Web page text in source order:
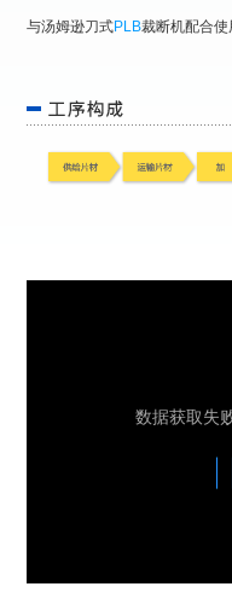
与汤姆逊刀式PLB裁断机配合使